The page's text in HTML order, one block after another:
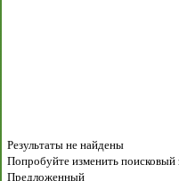
Результаты не найдены
Попробуйте изменить поисковый
Предложенный